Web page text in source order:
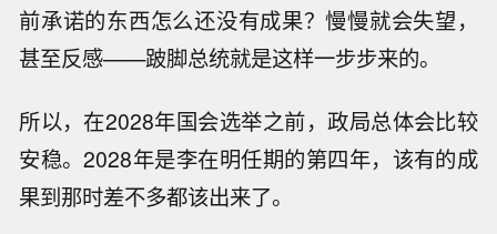
前承诺的东西怎么还没有成果？慢慢就会失望，
甚至反感——跛脚总统就是这样一步步来的。
所以，在2028年国会选举之前，政局总体会比较
安稳。2028年是李在明任期的第四年，该有的成
果到那时差不多都该出来了。